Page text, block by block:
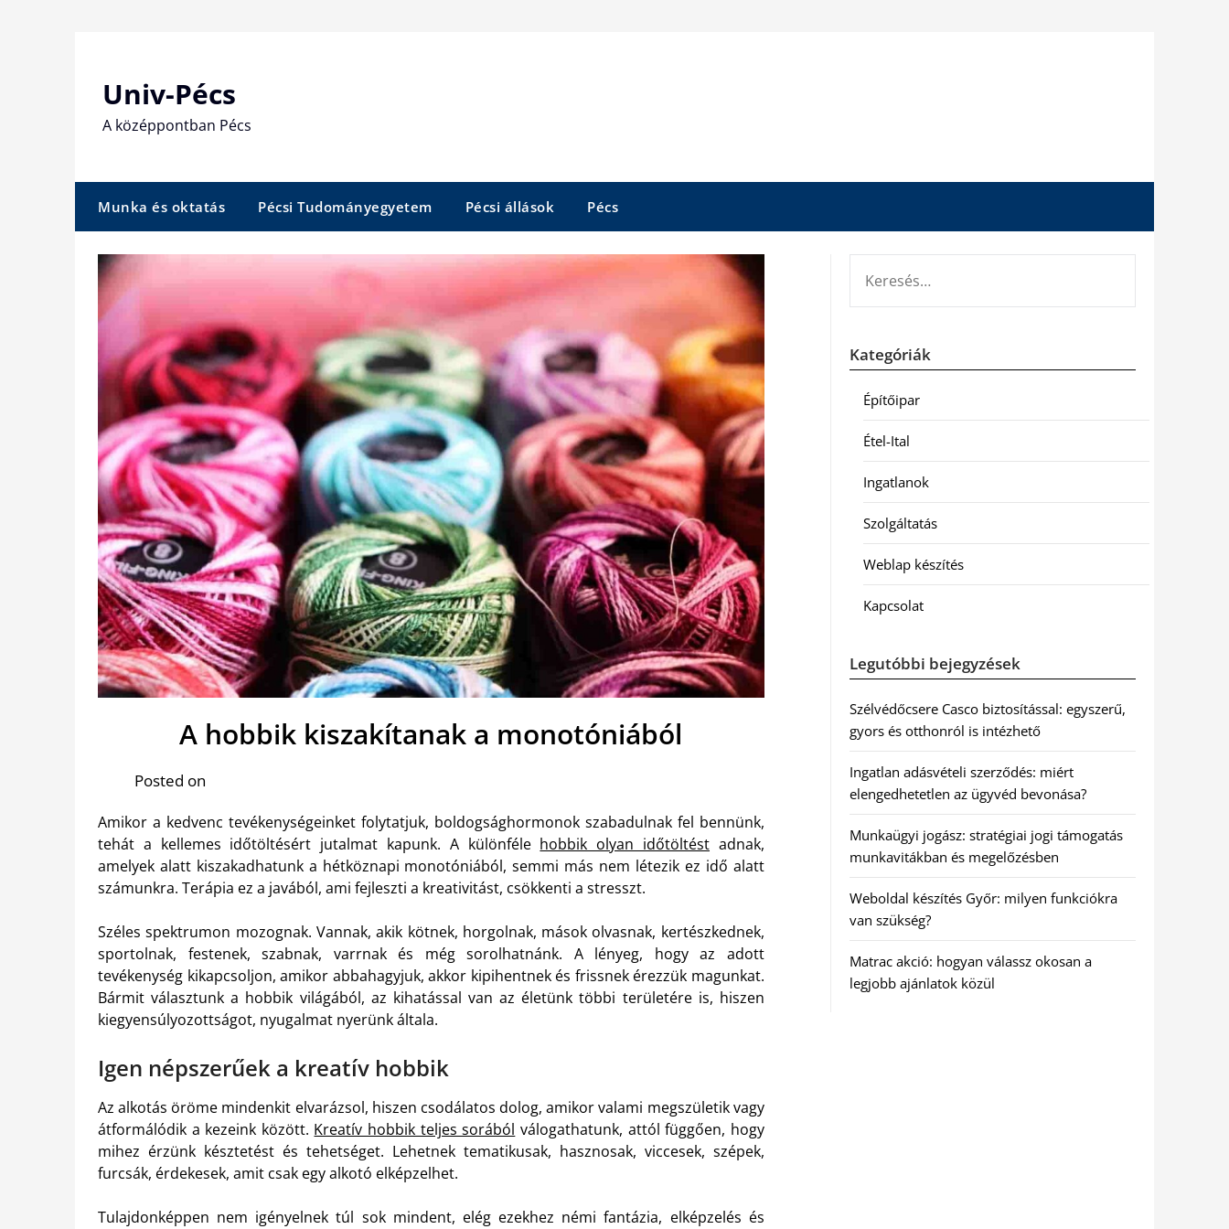
Univ-Pécs
A középpontban Pécs
Munka és oktatás Pécsi Tudományegyetem Pécsi állások Pécs
A hobbik kiszakítanak a monotóniából
Posted on
Amikor a kedvenc tevékenységeinket folytatjuk, boldogsághormonok szabadulnak fel bennünk,
tehát a kellemes időtöltésért jutalmat kapunk. A különféle hobbik olyan időtöltést adnak,
amelyek alatt kiszakadhatunk a hétköznapi monotóniából, semmi más nem létezik ez idő alatt
számunkra. Terápia ez a javából, ami fejleszti a kreativitást, csökkenti a stresszt.
Széles spektrumon mozognak. Vannak, akik kötnek, horgolnak, mások olvasnak, kertészkednek,
sportolnak, festenek, szabnak, varrnak és még sorolhatnánk. A lényeg, hogy az adott
tevékenység kikapcsoljon, amikor abbahagyjuk, akkor kipihentnek és frissnek érezzük magunkat.
Bármit választunk a hobbik világából, az kihatással van az életünk többi területére is, hiszen
kiegyensúlyozottságot, nyugalmat nyerünk általa.
Igen népszerűek a kreatív hobbik
Az alkotás öröme mindenkit elvarázsol, hiszen csodálatos dolog, amikor valami megszületik vagy
átformálódik a kezeink között. Kreatív hobbik teljes sorából válogathatunk, attól függően, hogy
mihez érzünk késztetést és tehetséget. Lehetnek tematikusak, hasznosak, viccesek, szépek,
furcsák, érdekesek, amit csak egy alkotó elképzelhet.
Tulajdonképpen nem igényelnek túl sok mindent, elég ezekhez némi fantázia, elképzelés és
Kategóriák
Építőipar
Étel-Ital
Ingatlanok
Szolgáltatás
Weblap készítés
Kapcsolat
Legutóbbi bejegyzések
Szélvédőcsere Casco biztosítással: egyszerű,
gyors és otthonról is intézhető
Ingatlan adásvételi szerződés: miért
elengedhetetlen az ügyvéd bevonása?
Munkaügyi jogász: stratégiai jogi támogatás
munkavitákban és megelőzésben
Weboldal készítés Győr: milyen funkciókra
van szükség?
Matrac akció: hogyan válassz okosan a
legjobb ajánlatok közül